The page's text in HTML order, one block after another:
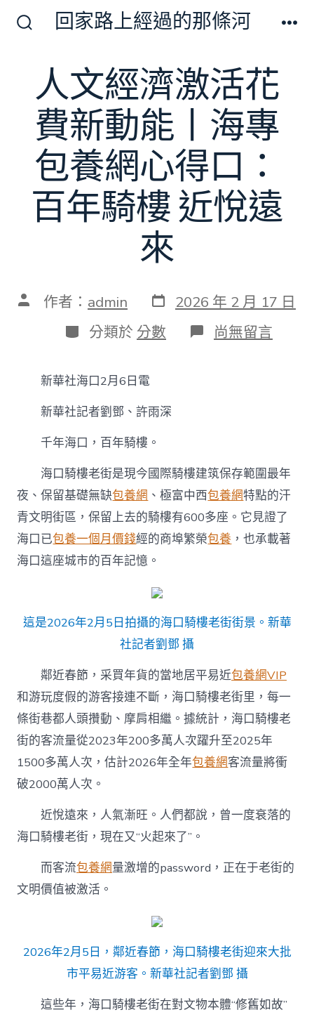
開
關
回家路上經過的那條河
人文經濟激活花
費新動能丨海專
包養網心得口：
百年騎樓 近悅遠
來
文 作者： admin 發
表
日
期
2026 年 2 月 17 日
分
類
分類於 分數 在
〈人
動
能
丨
海
專
包
口：
百
樓
近
悅
遠
來〉
中
尚無留言
新華社海口2月6日電
新華社記者劉鄧、許雨深
千年海口，百年騎樓。
海口騎樓老街是現今國際騎樓建筑保存範圍最年
夜、保留基礎無缺包養網 、極富中西包養網特點的汗
青文明街區，保留上去的騎樓有600多座。它見證了
海口已包養一個月價錢經的商埠繁榮包養 ，也承載著
海口這座城市的百年記憶。
這是2026年2月5日拍攝的海口騎樓老街街景。新華
社記者劉鄧 攝
鄰近春節，采買年貨的當地居平易近包養網VIP
和游玩度假的游客接連不斷，海口騎樓老街里，每一
條街巷都人頭攢動、摩肩相繼。據統計，海口騎樓老
街的客流量從2023年200多萬人次躍升至2025年
1500多萬人次，估計2026年全年包養網客流量將衝
破2000萬人次。
近悅遠來，人氣漸旺。人們都說，曾一度衰落的
海口騎樓老街，現在又“火起來了”。
而客流包養網量激增的password，正在于老街的
文明價值被激活。
2026年2月5日，鄰近春節，海口騎樓老街迎來大批
市平易近游客。新華社記者劉鄧 攝
這些年，海口騎樓老街在對文物本體“修舊如故”